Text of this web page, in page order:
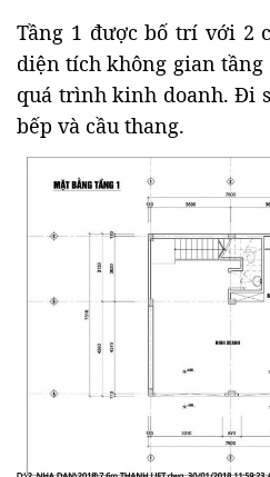
Tầng 1 được bố trí với 2
diện tích không gian tầng
quá trình kinh doanh. Đi
bếp và cầu thang.